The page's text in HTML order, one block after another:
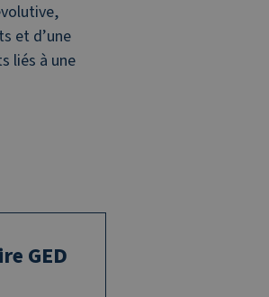
et d’une
liés à une
GED